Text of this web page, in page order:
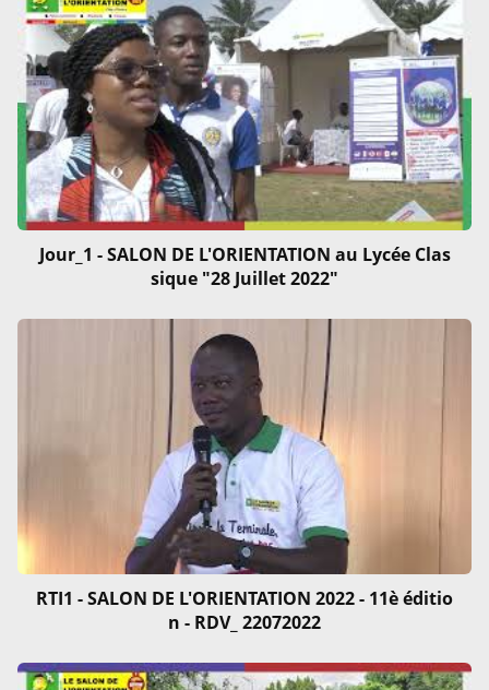
Jour_1 - SALON DE L'ORIENTATION au Lycée Clas
sique "28 Juillet 2022"
RTI1 - SALON DE L'ORIENTATION 2022 - 11è éditio
n - RDV_ 22072022